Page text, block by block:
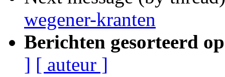
wegener-kranten
Berichten gesorteerd
] [ auteur ]